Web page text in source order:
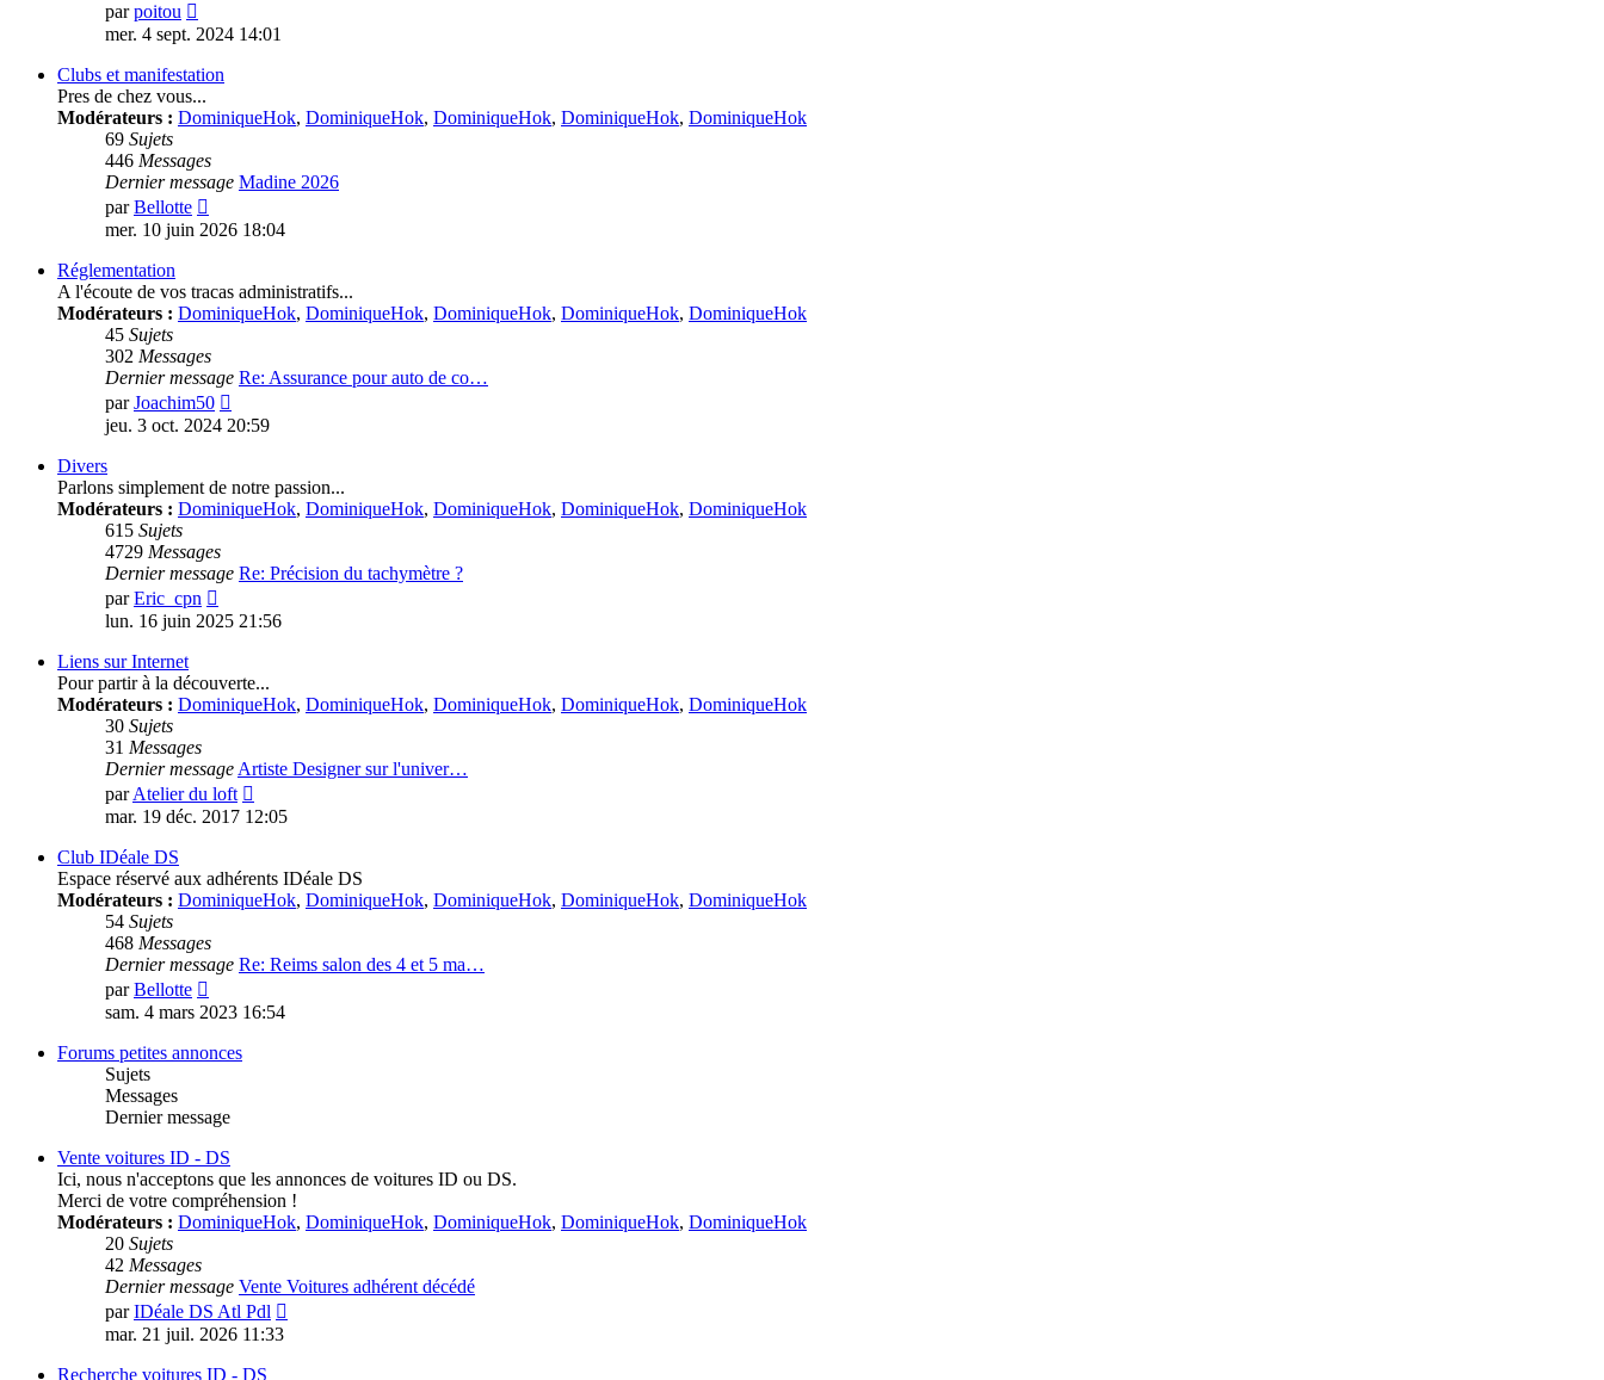
parpoitou
le
message
mer. 4 sept. 2024 14:01
Clubs et manifestation
Pres de chez vous...
Modérateurs : DominiqueHok, DominiqueHok, DominiqueHok, DominiqueHok, DominiqueHok
69 Sujets
446 Messages
Dernier message Madine 2026
parBellotte
le
mer. 10 juin 2026 18:04
Réglementation
A l'écoute de vos tracas administratifs...
Modérateurs : DominiqueHok, DominiqueHok, DominiqueHok, DominiqueHok, DominiqueHok
45 Sujets
302 Messages
Dernier message Re: Assurance pour auto de co…
parJoachim50
le
jeu. 3 oct. 2024 20:59
Divers
Parlons simplement de notre passion...
Modérateurs : DominiqueHok, DominiqueHok, DominiqueHok, DominiqueHok, DominiqueHok
615 Sujets
4729 Messages
Dernier message Re: Précision du tachymètre ?
parEric_cpn
le
lun. 16 juin 2025 21:56
Liens sur Internet
Pour partir à la découverte...
Modérateurs : DominiqueHok, DominiqueHok, DominiqueHok, DominiqueHok, DominiqueHok
30 Sujets
31 Messages
Dernier messageArtiste Designer sur l'univer…
parAtelier du loft
le
mar. 19 déc. 2017 12:05
Club IDéale DS
Espace réservé aux adhérents IDéale DS
Modérateurs : DominiqueHok, DominiqueHok, DominiqueHok, DominiqueHok, DominiqueHok
54 Sujets
468 Messages
Dernier message Re: Reims salon des 4 et 5 ma…
parBellotte
le
message
sam. 4 mars 2023 16:54
Forums petites annonces
Sujets
Messages
Dernier message
Vente voitures ID - DS
Ici, nous n'acceptons que les annonces de voitures ID ou DS.
Merci de votre compréhension !
Modérateurs : DominiqueHok, DominiqueHok, DominiqueHok, DominiqueHok, DominiqueHok
20 Sujets
42 Messages
Dernier message Vente Voitures adhérent décédé
parIDéale DS Atl Pdl
mar. 21 juil. 2026 11:33
Recherche voitures ID - DS